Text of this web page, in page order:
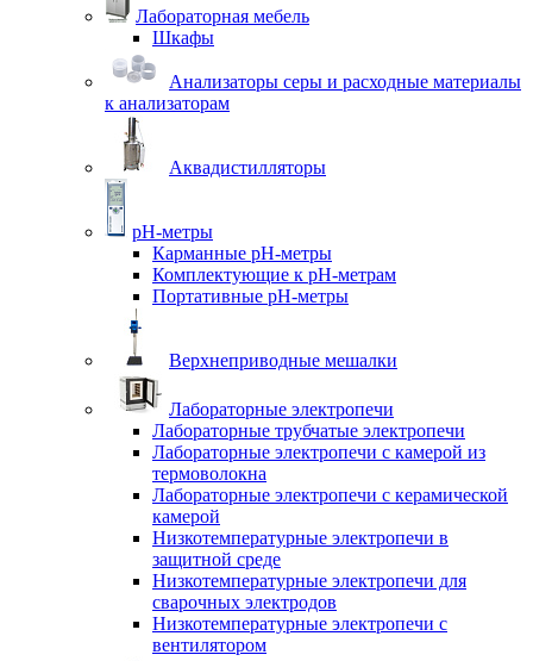
Лабораторная мебель
Шкафы
Анализаторы серы и расходные материалы
к анализаторам
Аквадистилляторы
pH-метры
Карманные pH-метры
Комплектующие к pH-метрам
Портативные pH-метры
Верхнеприводные мешалки
Лабораторные электропечи
Лабораторные трубчатые электропечи
Лабораторные электропечи с камерой из
термоволокна
Лабораторные электропечи с керамической
камерой
Низкотемпературные электропечи в
защитной среде
Низкотемпературные электропечи для
cварочных электродов
Низкотемпературные электропечи с
вентилятором